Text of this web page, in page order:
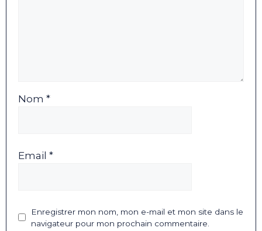
Nom *
Email *
Enregistrer mon nom, mon e-mail et mon site dans le
navigateur pour mon prochain commentaire.